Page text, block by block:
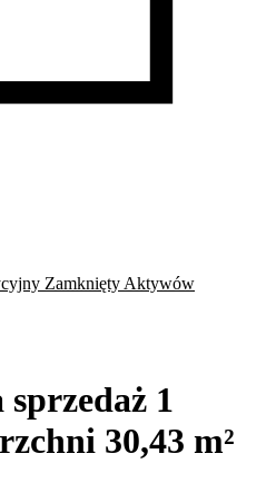
Zamknięty Aktywów
1
30,43 m²